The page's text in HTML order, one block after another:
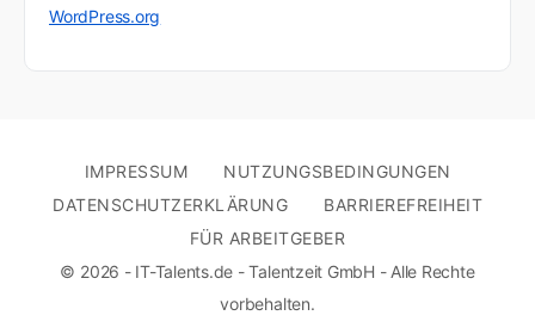
WordPress.org
IMPRESSUM
NUTZUNGSBEDINGUNGEN
DATENSCHUTZERKLÄRUNG
BARRIEREFREIHEIT
FÜR ARBEITGEBER
© 2026 - IT-Talents.de - Talentzeit GmbH - Alle Rechte
vorbehalten.